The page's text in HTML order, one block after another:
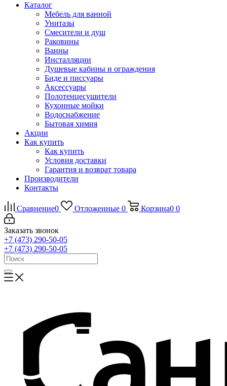
Каталог
Мебель для ванной
Унитазы
Смесители и душ
Раковины
Ванны
Инсталляции
Душевые кабины и ограждения
Биде и писсуары
Аксессуары
Полотенцесушители
Кухонные мойки
Водоснабжение
Бытовая химия
Акции
Как купить
Как купить
Условия доставки
Гарантия и возврат товара
Производители
Контакты
Сравнение0 Отложенные 0 Корзина0 0
Заказать звонок
+7 (473) 290-50-05
+7 (473) 290-50-05